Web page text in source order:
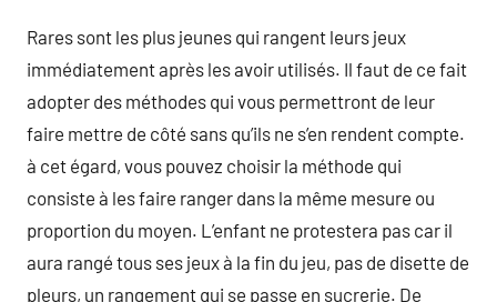
Rares sont les plus jeunes qui rangent leurs jeux
immédiatement après les avoir utilisés. Il faut de ce fait
adopter des méthodes qui vous permettront de leur
faire mettre de côté sans qu’ils ne s’en rendent compte.
à cet égard, vous pouvez choisir la méthode qui
consiste à les faire ranger dans la même mesure ou
proportion du moyen. L’enfant ne protestera pas car il
aura rangé tous ses jeux à la fin du jeu, pas de disette de
pleurs, un rangement qui se passe en sucrerie. De